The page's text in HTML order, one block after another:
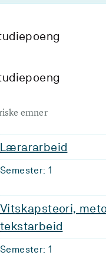
emner
Lærararbeid
Semester: 1
Vitskapsteori,
tekstarbeid
Semester: 1